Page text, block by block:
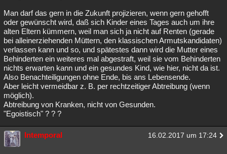
Man darf das gern in die Zukunft projizieren, wenn gern gehofft
oder gewünscht wird, daß sich Kinder eines Tages auch um ihre
alten Eltern kümmern, weil man sich ja nicht auf Renten (gerade
bei alleinerziehenden Müttern, den klassischen Armutskandidaten)
verlassen kann und so, und spätestes dann wird die Mutter eines
Behinderten ein weiteres mal abgestraft, weil sie vom Behinderten
nichts erwarten kann und ein gesundes Kind, wie hier, nicht da ist.
Also Benachteiligungen ohne Ende, bis ans Lebensende.
Aber leicht vermeidbar z. B. per rechtzeitiger Abtreibung (wenn
möglich).
Abtreibung von Kranken, nicht von Gesunden.
"Egoistisch" ? ? ?
Intemporal 16.02.2017 um 17:24